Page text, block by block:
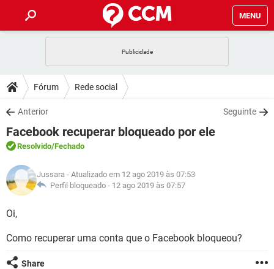
MENU
CELULAR
OUTLOOK
INSTAGRAM GMAIL
GUIA DE COMPRAS
DICAS
JOGOS
OUTLOOK
INSTAGRAM
GUIA DE COMPRAS
DOWNLOADS
JOGOS WHATSAPP
CELULAR
OUTLOOK EXCEL
INSTAGRAM
GUIA DE COMPRAS
FÓRUM
JOGOS
CELULAR FACEBOOK
GLOSSÁRIO
JOGOS
CELULAR
OUTLOOK EXCEL
INSTAGRAM
Fórum Rede social
Anterior Seguinte
Facebook recuperar bloqueado por ele
Resolvido/Fechado
Jussara - Atualizado em 12 ago 2019 às 07:53
Perfil bloqueado - 12 ago 2019 às 07:57
Oi,
Como recuperar uma conta que o Facebook bloqueou?
Share